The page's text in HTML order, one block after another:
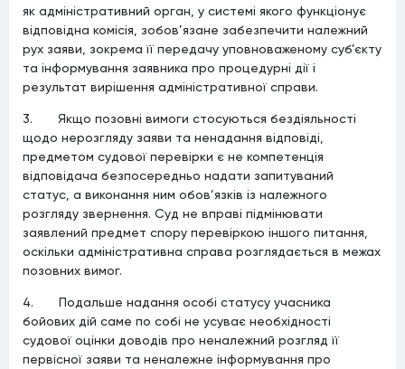
як адміністративний орган, у системі якого функціонує
відповідна комісія, зобов’язане забезпечити належний
рух заяви, зокрема її передачу уповноваженому суб’єкту
та інформування заявника про процедурні дії і
результат вирішення адміністративної справи.
3. Якщо позовні вимоги стосуються бездіяльності
щодо нерозгляду заяви та ненадання відповіді,
предметом судової перевірки є не компетенція
відповідача безпосередньо надати запитуваний
статус, а виконання ним обов’язків із належного
розгляду звернення. Суд не вправі підмінювати
заявлений предмет спору перевіркою іншого питання,
оскільки адміністративна справа розглядається в межах
позовних вимог.
4. Подальше надання особі статусу учасника
бойових дій саме по собі не усуває необхідності
судової оцінки доводів про неналежний розгляд її
первісної заяви та неналежне інформування про